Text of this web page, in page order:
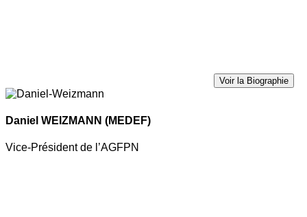
Voir la Biographie
Daniel WEIZMANN (MEDEF)
Vice-Président de l’AGFPN